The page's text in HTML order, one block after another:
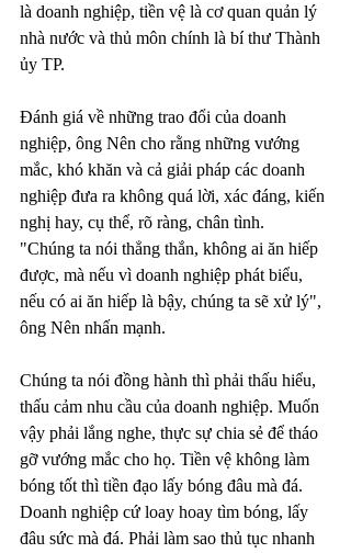
là doanh nghiệp, tiền vệ là cơ quan quản lý
nhà nước và thủ môn chính là bí thư Thành
ủy TP.
Đánh giá về những trao đổi của doanh
nghiệp, ông Nên cho rằng những vướng
mắc, khó khăn và cả giải pháp các doanh
nghiệp đưa ra không quá lời, xác đáng, kiến
nghị hay, cụ thể, rõ ràng, chân tình.
"Chúng ta nói thẳng thắn, không ai ăn hiếp
được, mà nếu vì doanh nghiệp phát biểu,
nếu có ai ăn hiếp là bậy, chúng ta sẽ xử lý",
ông Nên nhấn mạnh.
Chúng ta nói đồng hành thì phải thấu hiểu,
thấu cảm nhu cầu của doanh nghiệp. Muốn
vậy phải lắng nghe, thực sự chia sẻ để tháo
gỡ vướng mắc cho họ. Tiền vệ không làm
bóng tốt thì tiền đạo lấy bóng đâu mà đá.
Doanh nghiệp cứ loay hoay tìm bóng, lấy
đâu sức mà đá. Phải làm sao thủ tục nhanh